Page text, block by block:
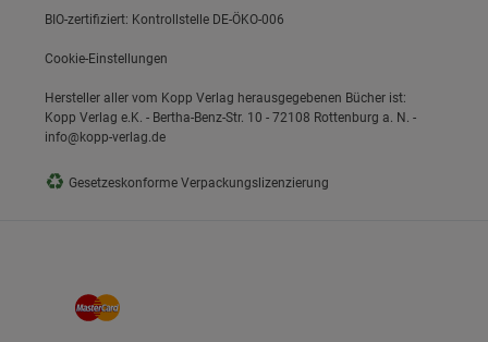
BIO-zertifiziert: Kontrollstelle DE-ÖKO-006
Cookie-Einstellungen
Hersteller aller vom Kopp Verlag herausgegebenen Bücher ist:
Kopp Verlag e.K. - Bertha-Benz-Str. 10 - 72108 Rottenburg a. N. -
info@kopp-verlag.de
♻ Gesetzeskonforme Verpackungslizenzierung